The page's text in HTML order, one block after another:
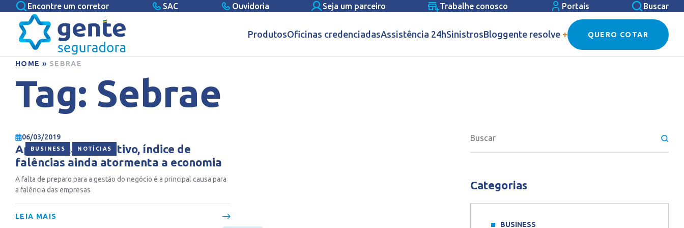
Encontre um corretor SAC Ouvidoria Seja um parceiro Trabalhe conosco Portais Buscar
ProdutosOficinas credenciadasAssistência 24hSinistrosBloggente resolve + QUERO COTAR
HOME » SEBRAE
Tag: Sebrae
BUSINESS , NOTÍCIAS
06/03/2019
Apesar do PIB positivo, índice de
falências ainda atormenta a economia
A falta de preparo para a gestão do negócio é a principal causa para
a falência das empresas
LEIA MAIS
Categorias
BUSINESS